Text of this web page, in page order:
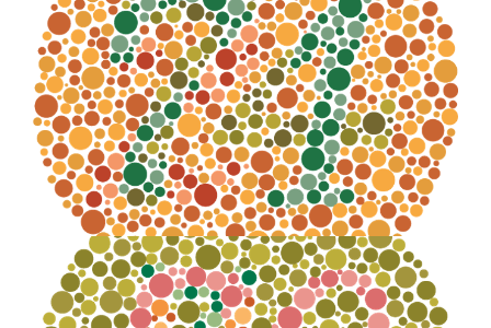
Numero distinguibile:
74